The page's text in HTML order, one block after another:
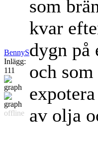
BennyS
Inlägg:
111
offline
som
kvar
dygn på
och
av olja